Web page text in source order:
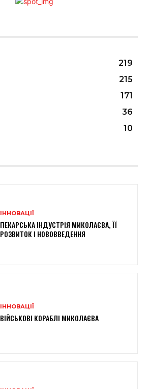
219
215
171
36
10
ІННОВАЦІЇ
ПЕКАРСЬКА ІНДУСТРІЯ МИКОЛАЄВА, ЇЇ
РОЗВИТОК І НОВОВВЕДЕННЯ
ІННОВАЦІЇ
ВІЙСЬКОВІ КОРАБЛІ МИКОЛАЄВА